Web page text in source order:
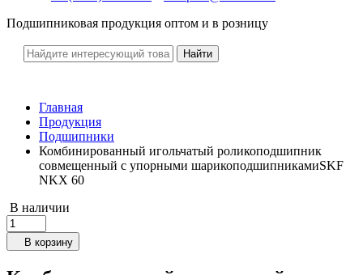
Подшипниковая продукция оптом и в розницу
Главная
Продукция
Подшипники
Комбинированный игольчатый роликоподшипник
совмещенный с упорными шарикоподшипникамиSKF
NKX 60
В наличии
В корзину